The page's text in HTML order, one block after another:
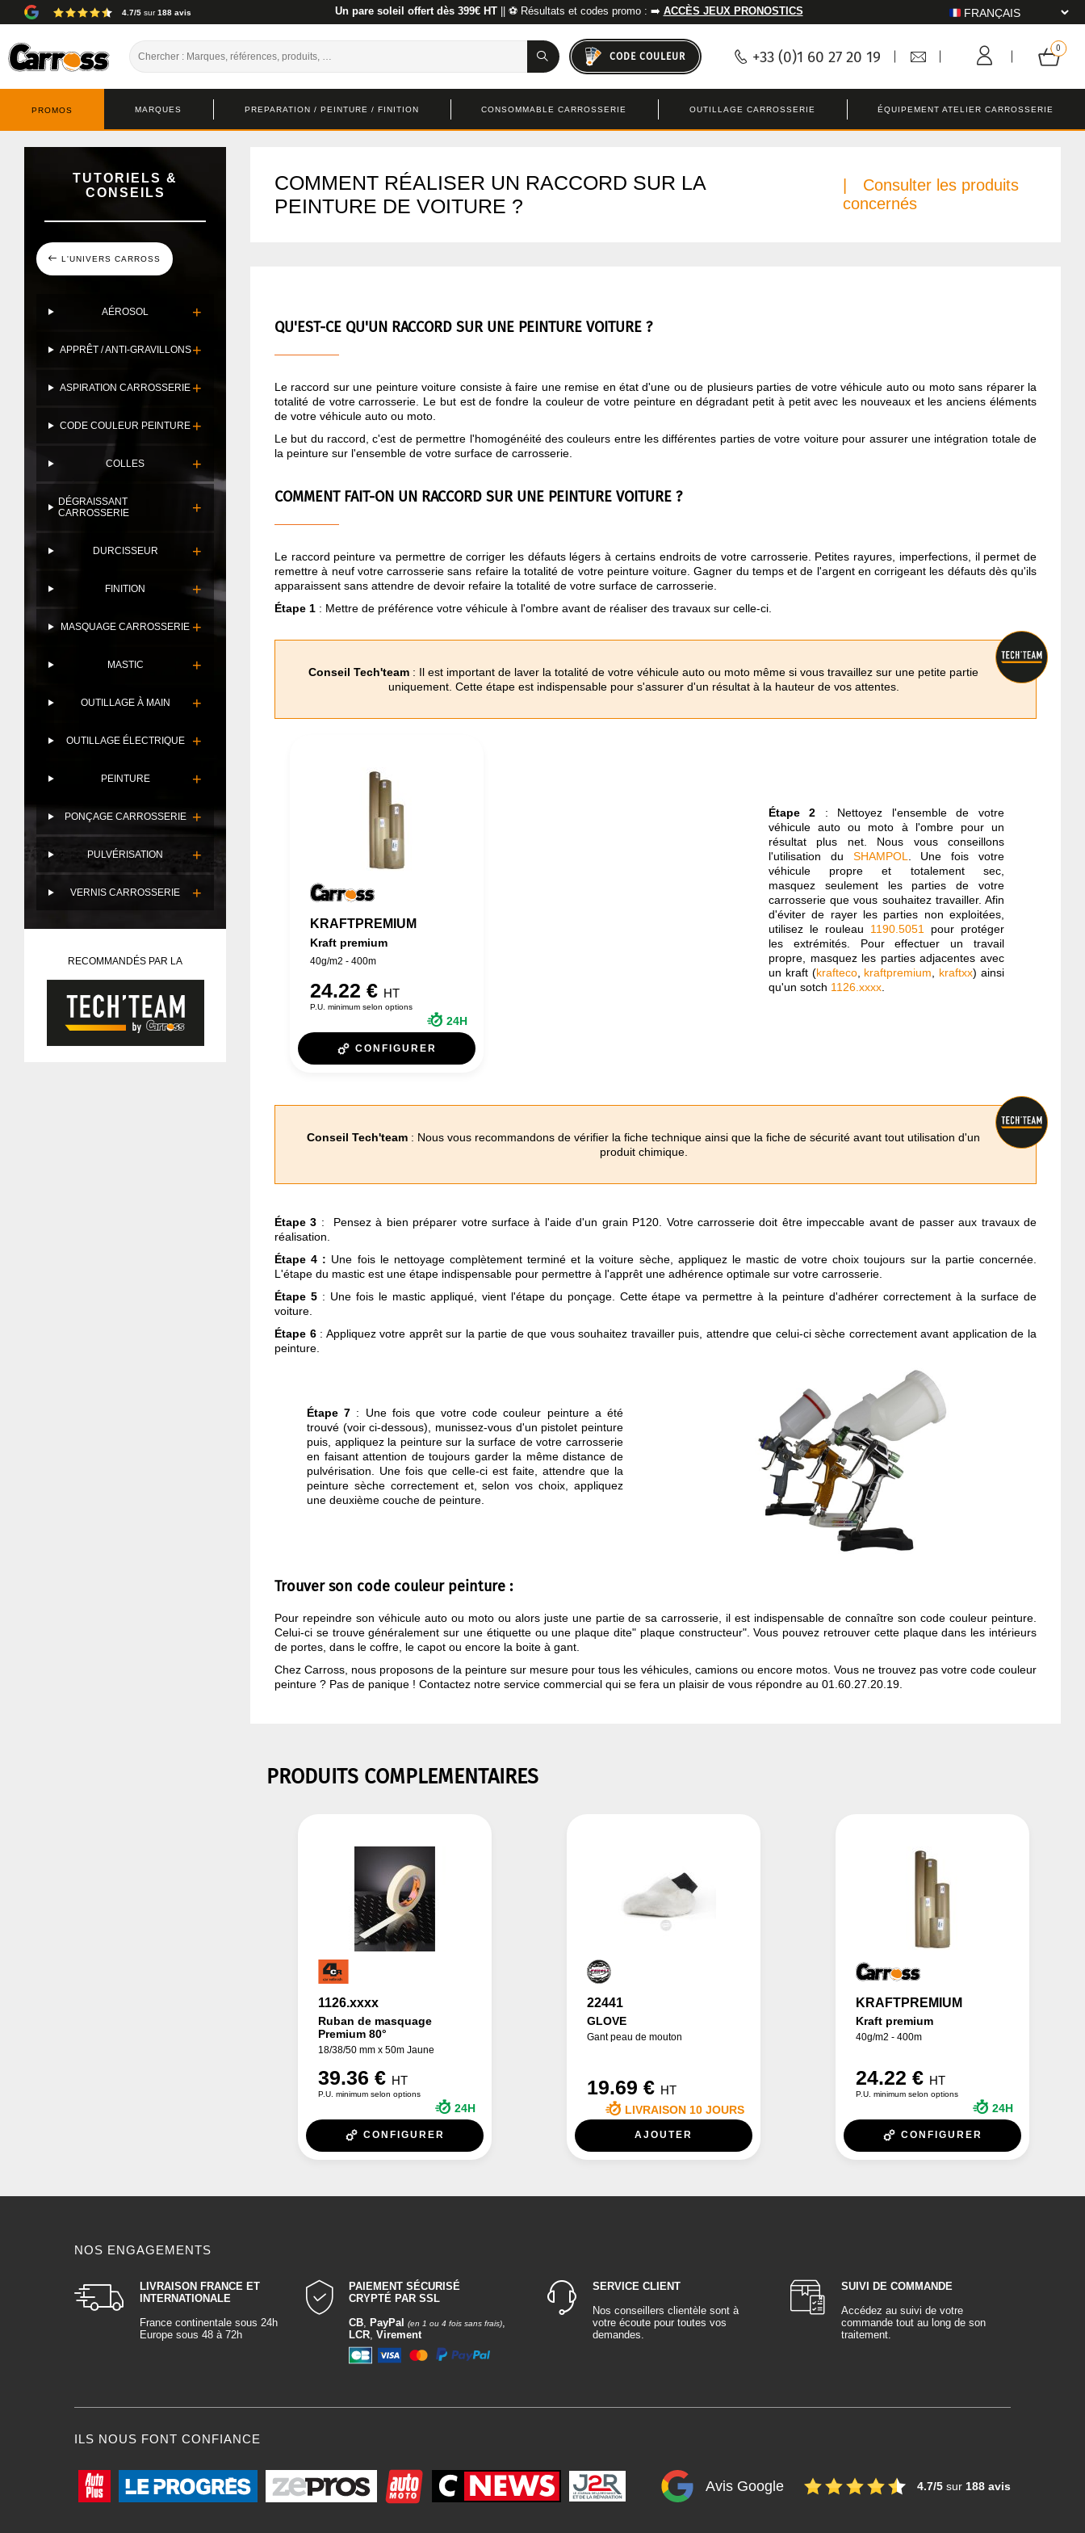
4.7/5 sur188 avis Un pare soleil offert dès 399€ HT|| ⚽ Résultats et codes promo : ➡️ ACCÈS JEUX PRONOSTICS
CODE COULEUR +33 (0)1 60 27 20 19
PREPARATION / PEINTURE / FINITION CONSOMMABLE CARROSSERIE OUTILLAGE CARROSSERIE ÉQUIPEMENT ATELIER CARROSSERIE
MARQUES
PROMOS
TUTORIELS &
CONSEILS
L'UNIVERS CARROSS
AÉROSOL
APPRÊT / ANTI-GRAVILLONS
ASPIRATION CARROSSERIE
CODE COULEUR PEINTURE
COLLES
DÉGRAISSANT
CARROSSERIE
DURCISSEUR
FINITION
MASQUAGE CARROSSERIE
MASTIC
OUTILLAGE À MAIN
OUTILLAGE ÉLECTRIQUE
PEINTURE
PONÇAGE CARROSSERIE
PULVÉRISATION
VERNIS CARROSSERIE
COMMENT RÉALISER UN RACCORD SUR LA
PEINTURE DE VOITURE ?
Consulter les produits
concernés
QU'EST-CE QU'UN RACCORD SUR UNE PEINTURE VOITURE ?
Le raccord sur une peinture voiture consiste à faire une remise en état d'une ou de plusieurs parties de votre véhicule auto ou moto sans réparer la
totalité de votre carrosserie. Le but est de fondre la couleur de votre peinture en dégradant petit à petit avec les nouveaux et les anciens éléments
de votre véhicule auto ou moto.
Le but du raccord, c'est de permettre l'homogénéité des couleurs entre les différentes parties de votre voiture pour assurer une intégration totale de
la peinture sur l'ensemble de votre surface de carrosserie.
COMMENT FAIT-ON UN RACCORD SUR UNE PEINTURE VOITURE ?
Le raccord peinture va permettre de corriger les défauts légers à certains endroits de votre carrosserie. Petites rayures, imperfections, il permet de
remettre à neuf votre carrosserie sans refaire la totalité de votre peinture voiture. Gagner du temps et de l'argent en corrigeant les défauts dès qu'ils
apparaissent sans attendre de devoir refaire la totalité de votre surface de carrosserie.
Étape 1 : Mettre de préférence votre véhicule à l'ombre avant de réaliser des travaux sur celle-ci.
Conseil Tech'team : Il est important de laver la totalité de votre véhicule auto ou moto même si vous travaillez sur une petite partie
uniquement. Cette étape est indispensable pour s'assurer d'un résultat à la hauteur de vos attentes.
KRAFTPREMIUM
Kraft premium
40g/m2 - 400m
24.22 € HT
P.U. minimum selon options
24H
CONFIGURER
Étape 2 : Nettoyez l'ensemble de votre
véhicule auto ou moto à l'ombre pour un
résultat plus net. Nous vous conseillons
l'utilisation du SHAMPOL
. Une fois votre
véhicule propre et totalement sec,
masquez seulement les parties de votre
carrosserie que vous souhaitez travailler. Afin
d'éviter de rayer les parties non exploitées,
utilisez le rouleau 1190.5051
pour protéger
les extrémités. Pour effectuer un travail
propre, masquez les parties adjacentes avec
un kraft (krafteco, kraftpremium kraftxx) ainsi
qu'un sotch 1126.xxxx.
Conseil Tech'team : Nous vous recommandons de vérifier la fiche technique ainsi que la fiche de sécurité avant tout utilisation d'un
produit chimique.
Étape 3 : Pensez à bien préparer votre surface à l'aide d'un grain P120. Votre carrosserie doit être impeccable avant de passer aux travaux de
réalisation.
Étape 4 : Une fois le nettoyage complètement terminé et la voiture sèche, appliquez le mastic de votre choix toujours sur la partie concernée.
L'étape du mastic est une étape indispensable pour permettre à l'apprêt une adhérence optimale sur votre carrosserie.
Étape 5: Une fois le mastic appliqué, vient l'étape du ponçage. Cette étape va permettre à la peinture d'adhérer correctement à la surface de
voiture.
Étape 6: Appliquez votre apprêt sur la partie de que vous souhaitez travailler puis, attendre que celui-ci sèche correctement avant application de la
peinture.
Étape 7 : Une fois que votre code couleur peinture a été
trouvé (voir ci-dessous), munissez-vous d'un pistolet peinture
puis, appliquez la peinture sur la surface de votre carrosserie
en faisant attention de toujours garder la même distance de
pulvérisation. Une fois que celle-ci est faite, attendre que la
peinture sèche correctement et, selon vos choix, appliquez
une deuxième couche de peinture.
Trouver son code couleur peinture :
Pour repeindre son véhicule auto ou moto ou alors juste une partie de sa carrosserie, il est indispensable de connaître son code couleur peinture.
Celui-ci se trouve généralement sur une étiquette ou une plaque dite" plaque constructeur". Vous pouvez retrouver cette plaque dans les intérieurs
de portes, dans le coffre, le capot ou encore la boite à gant.
Chez Carross, nous proposons de la peinture sur mesure pour tous les véhicules, camions ou encore motos. Vous ne trouvez pas votre code couleur
peinture ? Pas de panique ! Contactez notre service commercial qui se fera un plaisir de vous répondre au 01.60.27.20.19.
PRODUITS COMPLEMENTAIRES
1126.xxxx
Ruban de masquage
Premium 80°
18/38/50 mm x 50m Jaune
39.36 € HT
P.U. minimum selon options
24H
CONFIGURER
22441
GLOVE
Gant peau de mouton
19.69 € HT
LIVRAISON 10 JOURS
AJOUTER
KRAFTPREMIUM
Kraft premium
40g/m2 - 400m
24.22 € HT
P.U. minimum selon options
24H
CONFIGURER
RECOMMANDÉS PAR LA
NOS ENGAGEMENTS
LIVRAISON FRANCE ET
INTERNATIONALE
France continentale sous 24h
Europe sous 48 à 72h
PAIEMENT SÉCURISÉ
CRYPTÉ PAR SSL
CB
PayPal (en 1 ou 4 fois sans frais)
LCR ,Virement
SERVICE CLIENT
Nos conseillers clientèle sont à
votre écoute pour toutes vos
demandes.
SUIVI DE COMMANDE
Accédez au suivi de votre
commande tout au long de son
traitement.
ILS NOUS FONT CONFIANCE
Avis Google 4.7/5 sur 188 avis